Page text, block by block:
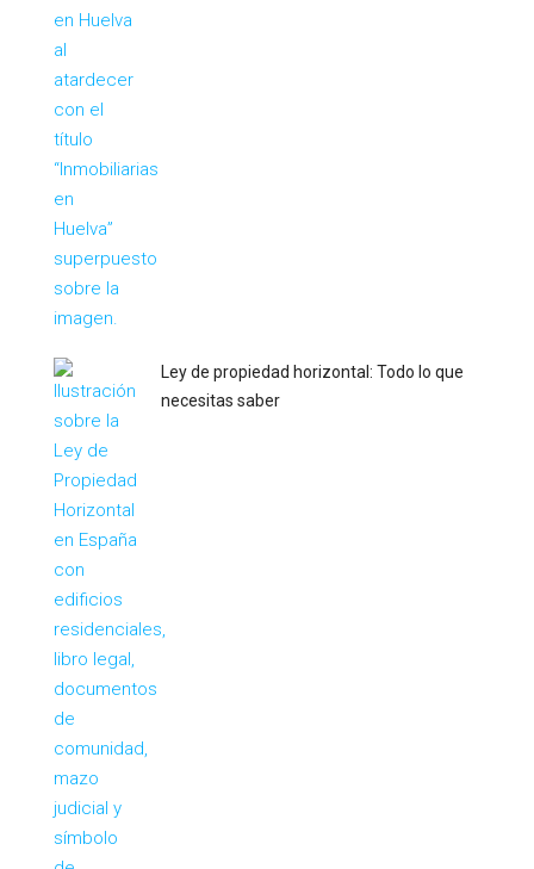
Ley de propiedad horizontal: Todo lo que
necesitas saber